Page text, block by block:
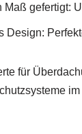
Maß gefertigt:
Design:
für